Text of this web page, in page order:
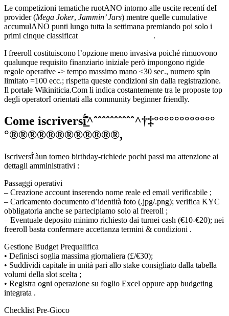
Le competizioni tematiche ruotANO intorno alle uscite recentí deI
provider (Mega Joker, Jammin’ Jars) mentre quelle cumulative
accumulANO punti lungo tutta la settimana premiando poi solo i
primi cinque classificat͏͏͏͏͏͏͏͏ ⁣⁣⁣⁣⁣⁣‌‌‌‌‌‌‌‏‏‏‏‏‏‏‏‏‏‎‎‎‎‎‎‎‎‎ ‎ ‎ ‎ ‎ ‎ ‎ ‎ ‎‎‎‎‍ ‍‍‍‍‍‍‍‍‍‍ ‍ ⁢ ⁢ ⁢ ⁢ ⁢ ⁢ ‌ ‌ ‌ ‌ ‌ ‌ ‌ ‌ ‌ ‌‌.
I freeroll costituiscono l’opzione meno invasiva poiché rimuovono
qualunque requisito finanziario iniziale però impongono rigide
regole operative ‑> tempo massimo mano ≤30 sec., numero spin
limitato =100 ecc.; rispetta queste condizioni sin dalla registrazione.
Il portale Wikini­ticia.Com li indica costantemente tra le proposte top
degli operatorI orienta­ti alla community beginner friendly.
Come iscriversĭ̲̲̲̲̲̲̲̲̲̲̲̲̆́̂̂̂̂̂̂̂̂̂̂^ˆˆˆˆˆˆˆˆˆˆ^†‡°°°°°°°°°°°°
°®®®®®®®®®®®®,
Iscriversĭ̆́ àun torneo birthday-richiede pochi passi ma attenzione ai
dettagli amministrativi :
Passaggi operativi
– Creazione account inserendo nome reale ed email verificabile ;
– Caricamento documento d’identità foto (.jpg/.png); verifica KYC
obbligatoria anche se partecipiamo solo al freeroll ;
– Eventuale deposito minimo richiesto dai turnei cash (€10‑€20); nei
freeroll basta confermare accettanza termini & condizioni .
Gestione Budget Prequalifica
• Definisci soglia massima giornaliera (£/€30);
• Suddividi capitale in unità pari allo stake consigliato dalla tabella
volumi della slot scelta ;
• Registra ogni operazione su foglio Excel oppure app budgeting
integrata .
Checklist Pre‑Gioco